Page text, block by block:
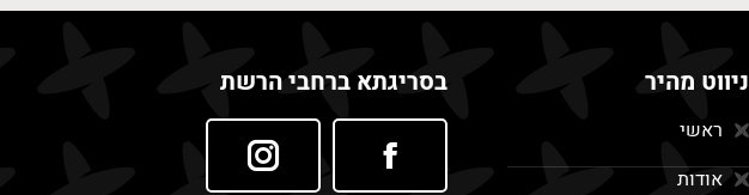
ניווט מהיר
ראשי
אודות
בסריגתא ברחבי הרשת